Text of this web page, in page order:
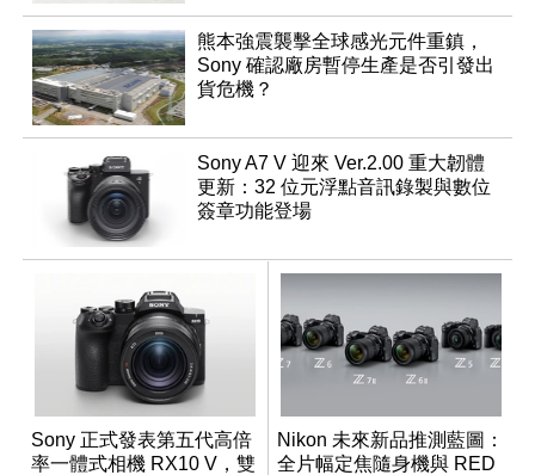
熊本強震襲擊全球感光元件重鎮，
Sony 確認廠房暫停生產是否引發出
貨危機？
Sony A7 V 迎來 Ver.2.00 重大韌體
更新：32 位元浮點音訊錄製與數位
簽章功能登場
Sony 正式發表第五代高倍
率一體式相機 RX10 V，雙
Nikon 未來新品推測藍圖：
全片幅定焦隨身機與 RED